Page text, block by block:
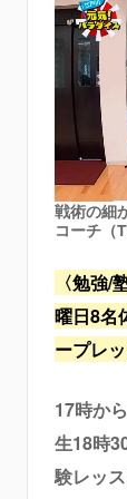
戦術の細
コーチ（
〈勉強
曜日8名
ープレ
17時か
生18時
験レッ